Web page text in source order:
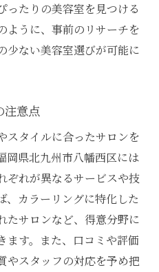
ったりの美容室を見つける
ように、事前のリサーチを
少ない美容室選びが可能に
注意点
スタイルに合ったサロンを
岡県北九州市八幡西区には
ぞれが異なるサービスや技
、カラーリングに特化した
たサロンなど、得意分野に
ます。また、口コミや評価
やスタッフの対応を予め把